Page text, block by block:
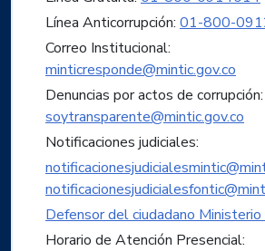
Línea Anticorrupción: 01-800-
Correo Institucional:
minticresponde@mintic.gov.co
Denuncias por actos de corrupción:
soytransparente@mintic.gov.co
Notificaciones judiciales:
Defensor del ciudadano
Horario de Atención Presencial: